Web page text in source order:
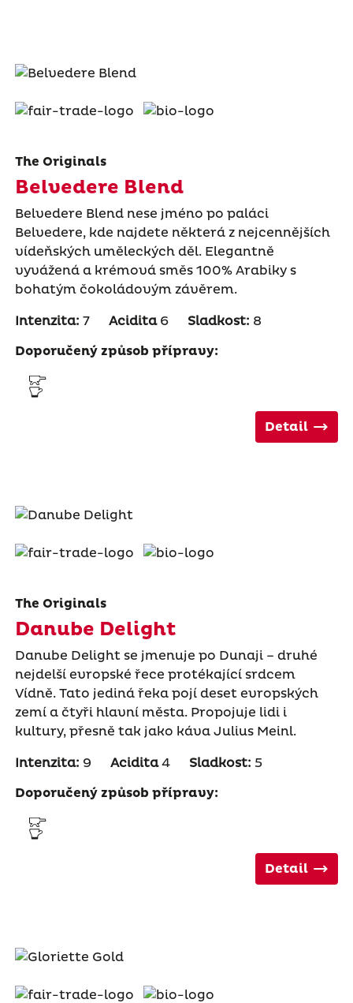
The Originals
Belvedere Blend
Belvedere Blend nese jméno po paláci
Belvedere, kde najdete některá z nejcennějších
vídeňských uměleckých děl. Elegantně
vyvážená a krémová směs 100% Arabiky s
bohatým čokoládovým závěrem.
Intenzita: 7 Acidita6 Sladkost: 8
Doporučený způsob přípravy:
Detail
The Originals
Danube Delight
Danube Delight se jmenuje po Dunaji – druhé
nejdelší evropské řece protékající srdcem
Vídně. Tato jediná řeka pojí deset evropských
zemí a čtyři hlavní města. Propojuje lidi i
kultury, přesně tak jako káva Julius Meinl.
Intenzita: 9 Acidita4 Sladkost: 5
Doporučený způsob přípravy:
Detail